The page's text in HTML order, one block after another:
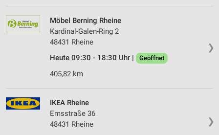
❯
Möbel Berning Rheine
Kardinal-Galen-Ring 2
48431 Rheine
Heute 09:30 - 18:30 Uhr |
Geöffnet
405,82 km
❯
IKEA Rheine
Emsstraße 36
48431 Rheine